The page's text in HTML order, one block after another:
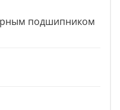
подшипником